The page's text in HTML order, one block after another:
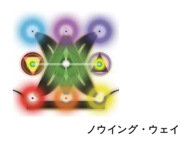
ノウイング・ウェ